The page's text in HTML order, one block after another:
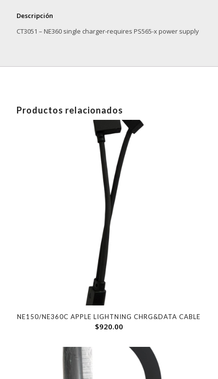
Descripción
CT3051 – NE360 single charger-requires PS565-x power supply
Productos relacionados
NE150/NE360C APPLE LIGHTNING CHRG&DATA CABLE
$920.00